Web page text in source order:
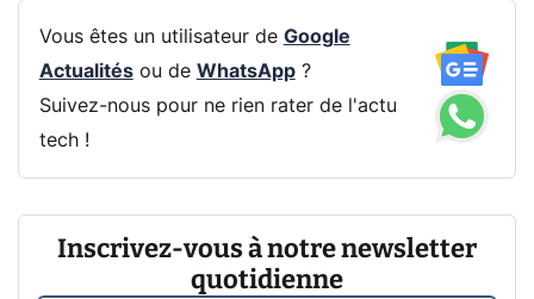
Vous êtes un utilisateur de Google
Actualitésou de WhatsApp?
Suivez-nous pour ne rien rater de l'actu
tech !
Inscrivez-vous à notre newsletter
quotidienne